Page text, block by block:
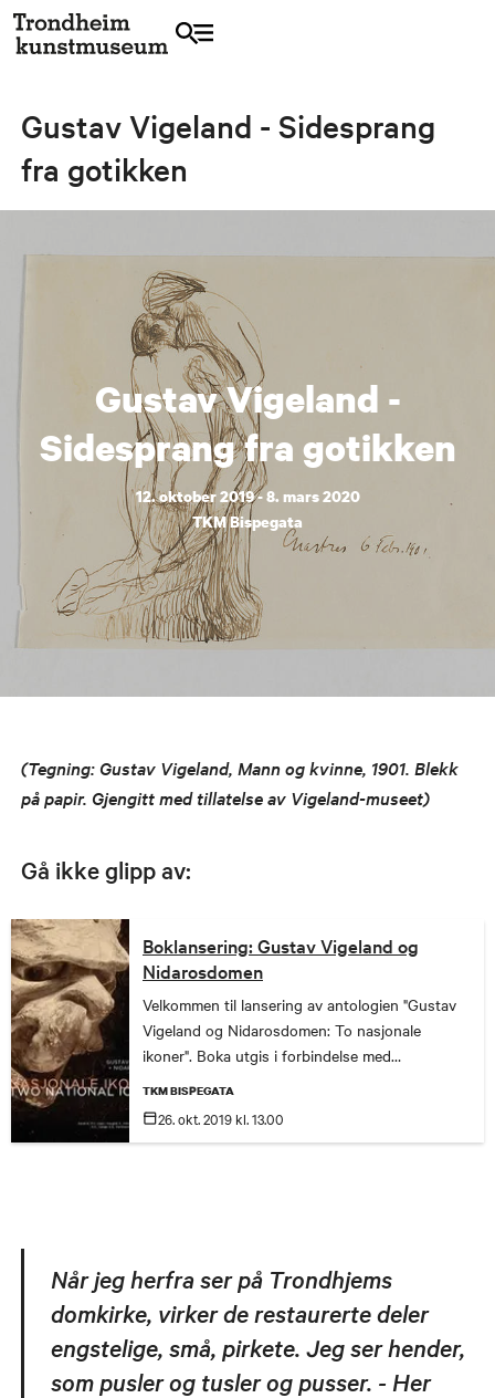
Gustav Vigeland - Sidesprang
fra gotikken
Gustav Vigeland -
Sidesprang fra gotikken
12. oktober 2019 - 8. mars 2020
TKM Bispegata
(Tegning: Gustav Vigeland, Mann og kvinne, 1901. Blekk
på papir. Gjengitt med tillatelse av Vigeland-museet)
Gå ikke glipp av:
Boklansering: Gustav Vigeland og
Nidarosdomen
Velkommen til lansering av antologien "Gustav
Vigeland og Nidarosdomen: To nasjonale
ikoner". Boka utgis i forbindelse med
TKM BISPEGATA
26. okt.2019 kl. 13.00
Når jeg herfra ser på Trondhjems
domkirke, virker de restaurerte deler
engstelige, små, pirkete. Jeg ser hender,
som pusler og tusler og pusser. - Her